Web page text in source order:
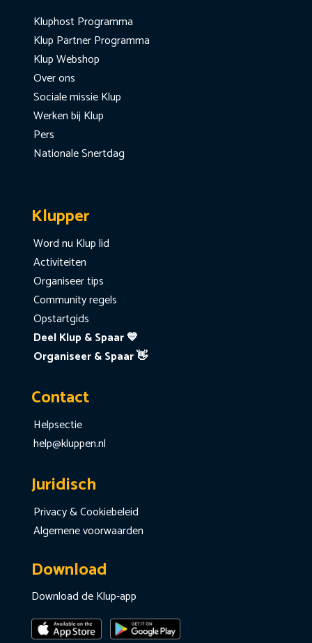
Kluphost Programma
Klup Partner Programma
Klup Webshop
Over ons
Sociale missie Klup
Werken bij Klup
Pers
Nationale Snertdag
Klupper
Word nu Klup lid
Activiteiten
Organiseer tips
Community regels
Opstartgids
Deel Klup & Spaar 💙
Organiseer & Spaar 👋
Contact
Helpsectie
help@kluppen.nl
Juridisch
Privacy & Cookiebeleid
Algemene voorwaarden
Download
Download de Klup-app